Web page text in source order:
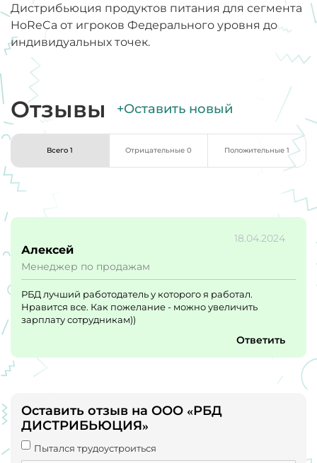
Дистрибьюция продуктов питания для сегмента
HoReCa от игроков Федерального уровня до
индивидуальных точек.
Отзывы +Оставить новый
Всего 1 Отрицательные 0 Положительные 1
18.04.2024
Алексей
Менеджер по продажам
РБД лучший работодатель у которого я работал.
Нравится все. Как пожелание - можно увеличить
зарплату сотрудникам))
Ответить
Оставить отзыв на ООО «РБД
ДИСТРИБЬЮЦИЯ»
Пытался трудоустроиться